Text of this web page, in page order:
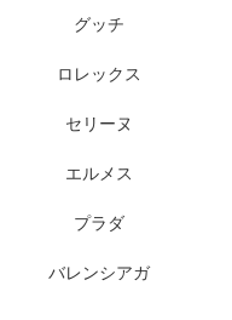
グッチ
ロレックス
セリーヌ
エルメス
プラダ
バレンシアガ